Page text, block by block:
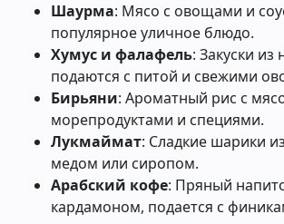
Шаурма: Мясо с овощами и
популярное уличное блюдо.
Хумус и фалафель: Закуски из
подаются с питой и свежими
Бирьяни: Ароматный рис с
морепродуктами и специями.
Лукмаймат: Сладкие шарики
медом или сиропом.
Арабский кофе: Пряный
кардамоном, подается с